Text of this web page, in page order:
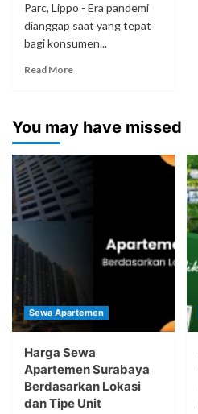
Parc, Lippo - Era pandemi
dianggap saat yang tepat
bagi konsumen...
Read More
You may have missed
Sewa Apartemen
Harga Sewa
Apartemen Surabaya
Berdasarkan Lokasi
dan Tipe Unit